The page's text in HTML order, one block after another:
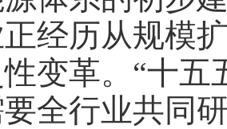
经历从规模
变革。“十
全行业共同